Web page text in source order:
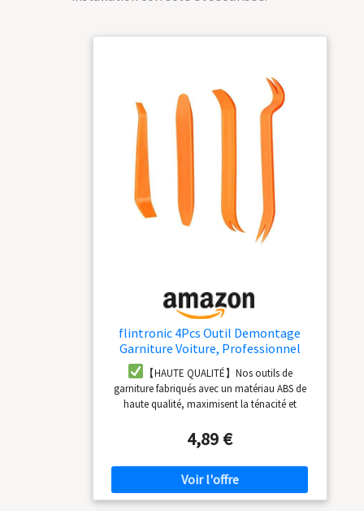
flintronic 4Pcs Outil Demontage
Garniture Voiture, Professionnel
Voiture Démontage Installation
Outil Kit pour Voiture Radio Audio
Garniture Intérieure Dash Tableau de
Bord, Installateur Pry Outil
【HAUTE QUALITÉ】Nos outils de
garniture fabriqués avec un matériau ABS de
haute qualité, maximisent la ténacité et
l'environnement, non toxiques, ne se cassent
pas ou ne se fissurent pas facilement pendant
l'utilisation et ne rayent pas la peinture de
votre voiture.
【CONCEPTION
ERGONOMIQUE】Adopte une conception
4,89 €